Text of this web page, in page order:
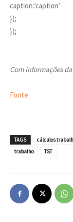
caption:’caption’
});
});
Com informações
Fonte
TAGS cálculos
trabalho
TST